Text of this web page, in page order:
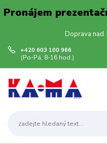
Pronájem
Doprava nad
+420 603 100 966
(Po-Pá, 8-16 hod.)